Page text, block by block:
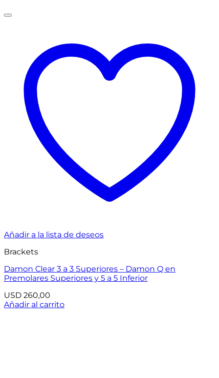
Añadir a la lista de deseos
Brackets
Damon Clear 3 a 3 Superiores – Damon Q en
Premolares Superiores y 5 a 5 Inferior
USD 260,00
Añadir al carrito